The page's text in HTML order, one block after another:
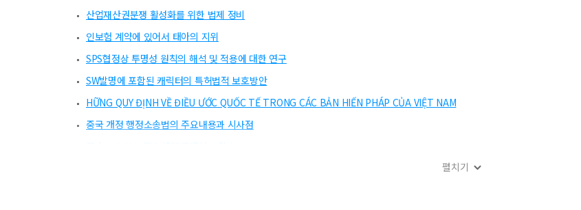
산업재산권분쟁 활성화를 위한 법제 정비
인보험 계약에 있어서 태아의 지위
SPS협정상 투명성 원칙의 해석 및 적용에 대한 연구
SW발명에 포함된 캐릭터의 특허법적 보호방안
HỮNG QUY ĐỊNH VỀ ĐIỀU ƯỚC QUỐC TẾ TRONG CÁC BẢN HIẾN PHÁP CỦA VIỆT NAM
중국 개정 행정소송법의 주요내용과 시사점
펼치기